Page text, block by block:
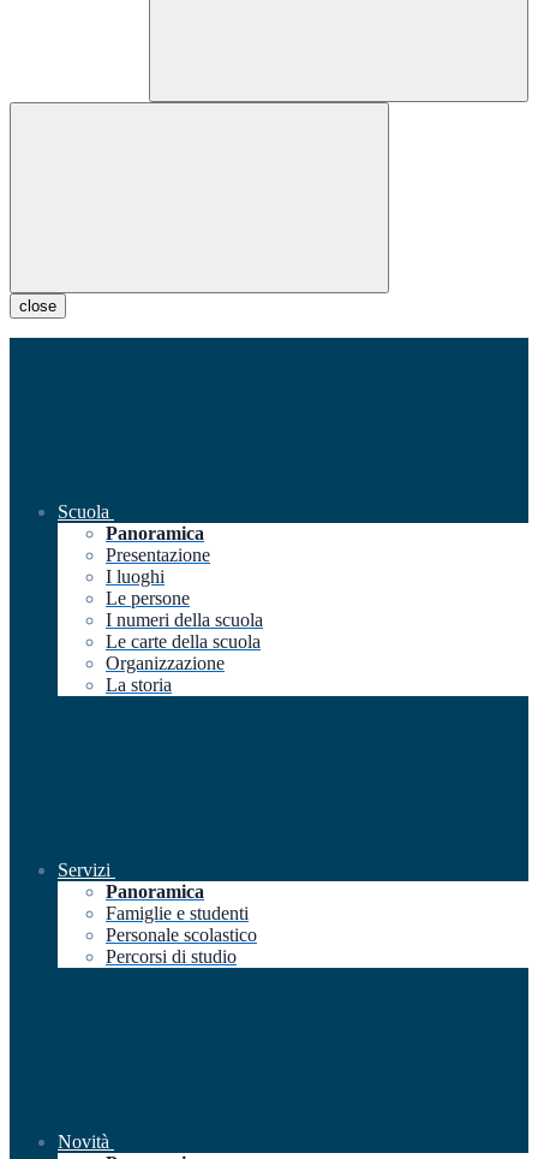
close
Scuola
Panoramica
Presentazione
I luoghi
Le persone
I numeri della scuola
Le carte della scuola
Organizzazione
La storia
Servizi
Panoramica
Famiglie e studenti
Personale scolastico
Percorsi di studio
Novità